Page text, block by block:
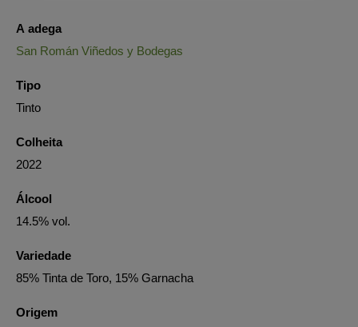
A adega
San Román Viñedos y Bodegas
Tipo
Tinto
Colheita
2022
Álcool
14.5% vol.
Variedade
85% Tinta de Toro, 15% Garnacha
Origem